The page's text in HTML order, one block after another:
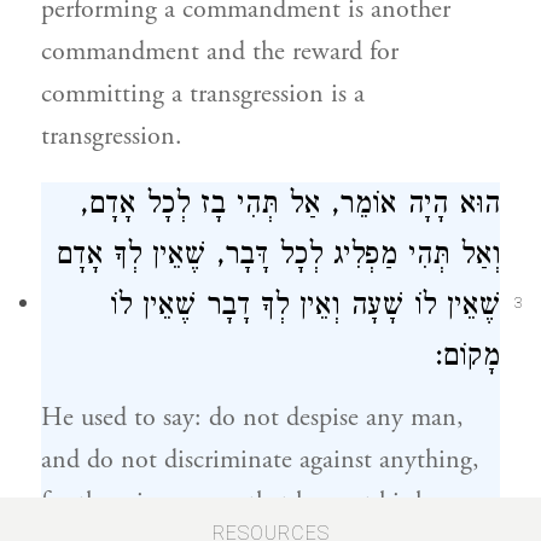
performing a commandment is another
commandment and the reward for
committing a transgression is a
transgression.
3
הוּא הָיָה אוֹמֵר, אַל תְּהִי בָז לְכָל אָדָם,
וְאַל תְּהִי מַפְלִיג לְכָל דָּבָר, שֶׁאֵין לְךָ אָדָם
שֶׁאֵין לוֹ שָׁעָה וְאֵין לְךָ דָבָר שֶׁאֵין לוֹ
מָקוֹם:
He used to say: do not despise any man,
and do not discriminate against anything,
for there is no man that has not his hour,
RESOURCES